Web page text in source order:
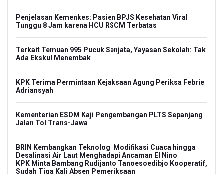
Penjelasan Kemenkes: Pasien BPJS Kesehatan Viral
Tunggu 8 Jam karena HCU RSCM Terbatas
Terkait Temuan 995 Pucuk Senjata, Yayasan Sekolah: Tak
Ada Ekskul Menembak
KPK Terima Permintaan Kejaksaan Agung Periksa Febrie
Adriansyah
Kementerian ESDM Kaji Pengembangan PLTS Sepanjang
Jalan Tol Trans-Jawa
BRIN Kembangkan Teknologi Modifikasi Cuaca hingga
Desalinasi Air Laut Menghadapi Ancaman El Nino
KPK Minta Bambang Rudijanto Tanoesoedibjo Kooperatif,
Sudah Tiga Kali Absen Pemeriksaan